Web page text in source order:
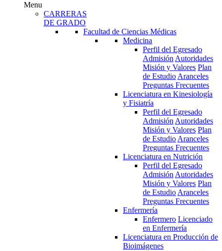
Menu
CARRERAS
DE GRADO
Facultad de Ciencias Médicas
Medicina
Perfil del Egresado
AdmisiónAutoridades
Misión y Valores Plan
de EstudioAranceles
Preguntas Frecuentes
Licenciatura en Kinesiología
y Fisiatría
Perfil del Egresado
AdmisiónAutoridades
Misión y Valores Plan
de EstudioAranceles
Preguntas Frecuentes
Licenciatura en Nutrición
Perfil del Egresado
AdmisiónAutoridades
Misión y Valores Plan
de EstudioAranceles
Preguntas Frecuentes
Enfermería
Enfermero Licenciado
en Enfermería
Licenciatura en Producción de
Bioimágenes